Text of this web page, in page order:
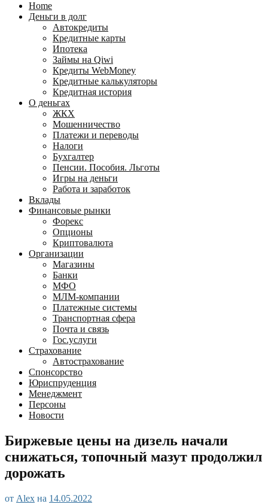
лиц
Home
Деньги в долг
Автокредиты
Кредитные карты
Ипотека
Займы на Qiwi
Кредиты WebMoney
Кредитные калькуляторы
Кредитная история
О деньгах
ЖКХ
Мошенничество
Платежи и переводы
Налоги
Бухгалтер
Пенсии. Пособия. Льготы
Игры на деньги
Работа и заработок
Вклады
Финансовые рынки
Форекс
Опционы
Криптовалюта
Организации
Магазины
Банки
МФО
МЛМ-компании
Платежные системы
Транспортная сфера
Почта и связь
Гос.услуги
Страхование
Автострахование
Спонсорство
Юриспруденция
Менеджмент
Персоны
Новости
Биржевые цены на дизель начали
снижаться, топочный мазут продолжил
дорожать
от Alex на 14.05.2022